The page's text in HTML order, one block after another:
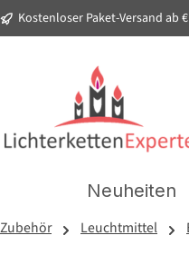
Zur
Kostenloser Paket-Versand ab
Neuheiten
Zubehör Leuchtmittel